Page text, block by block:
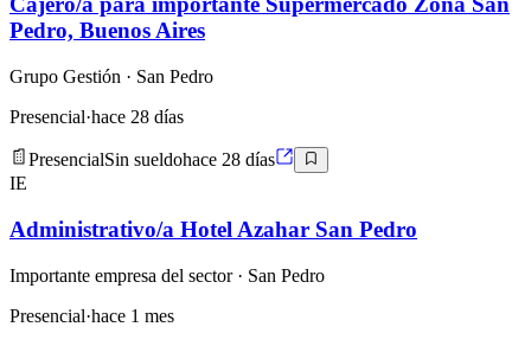
Pedro, Buenos Aires
Grupo Gestión · San Pedro
Presencial·hace 28 días
PresencialSin sueldohace 28 días
IE
Administrativo/a Hotel Azahar San Pedro
Importante empresa del sector· San Pedro
Presencial·hace 1 mes